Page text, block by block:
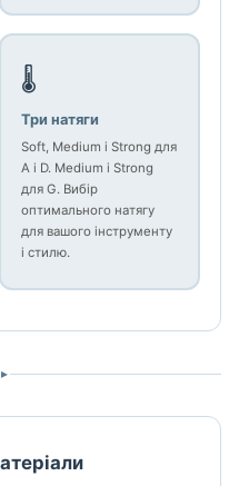
🌡️
Три натяги
Soft, Medium і Strong для
A і D. Medium і Strong
для G. Вибір
оптимального натягу
для вашого інструменту
і стилю.